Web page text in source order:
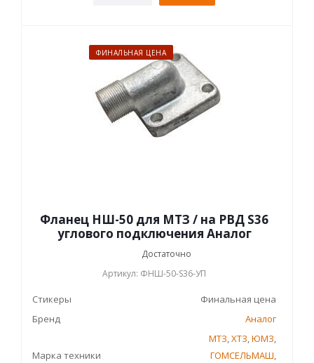
ФИНАЛЬНАЯ ЦЕНА
Фланец НШ-50 для МТЗ / на РВД S36
углового подключения Аналог
Достаточно
Артикул: ФНШ-50-S36-УП
Стикеры
Финальная цена
Бренд
Аналог
Марка техники
МТЗ,ХТЗ,ЮМЗ,
ГОМСЕЛЬМАШ,